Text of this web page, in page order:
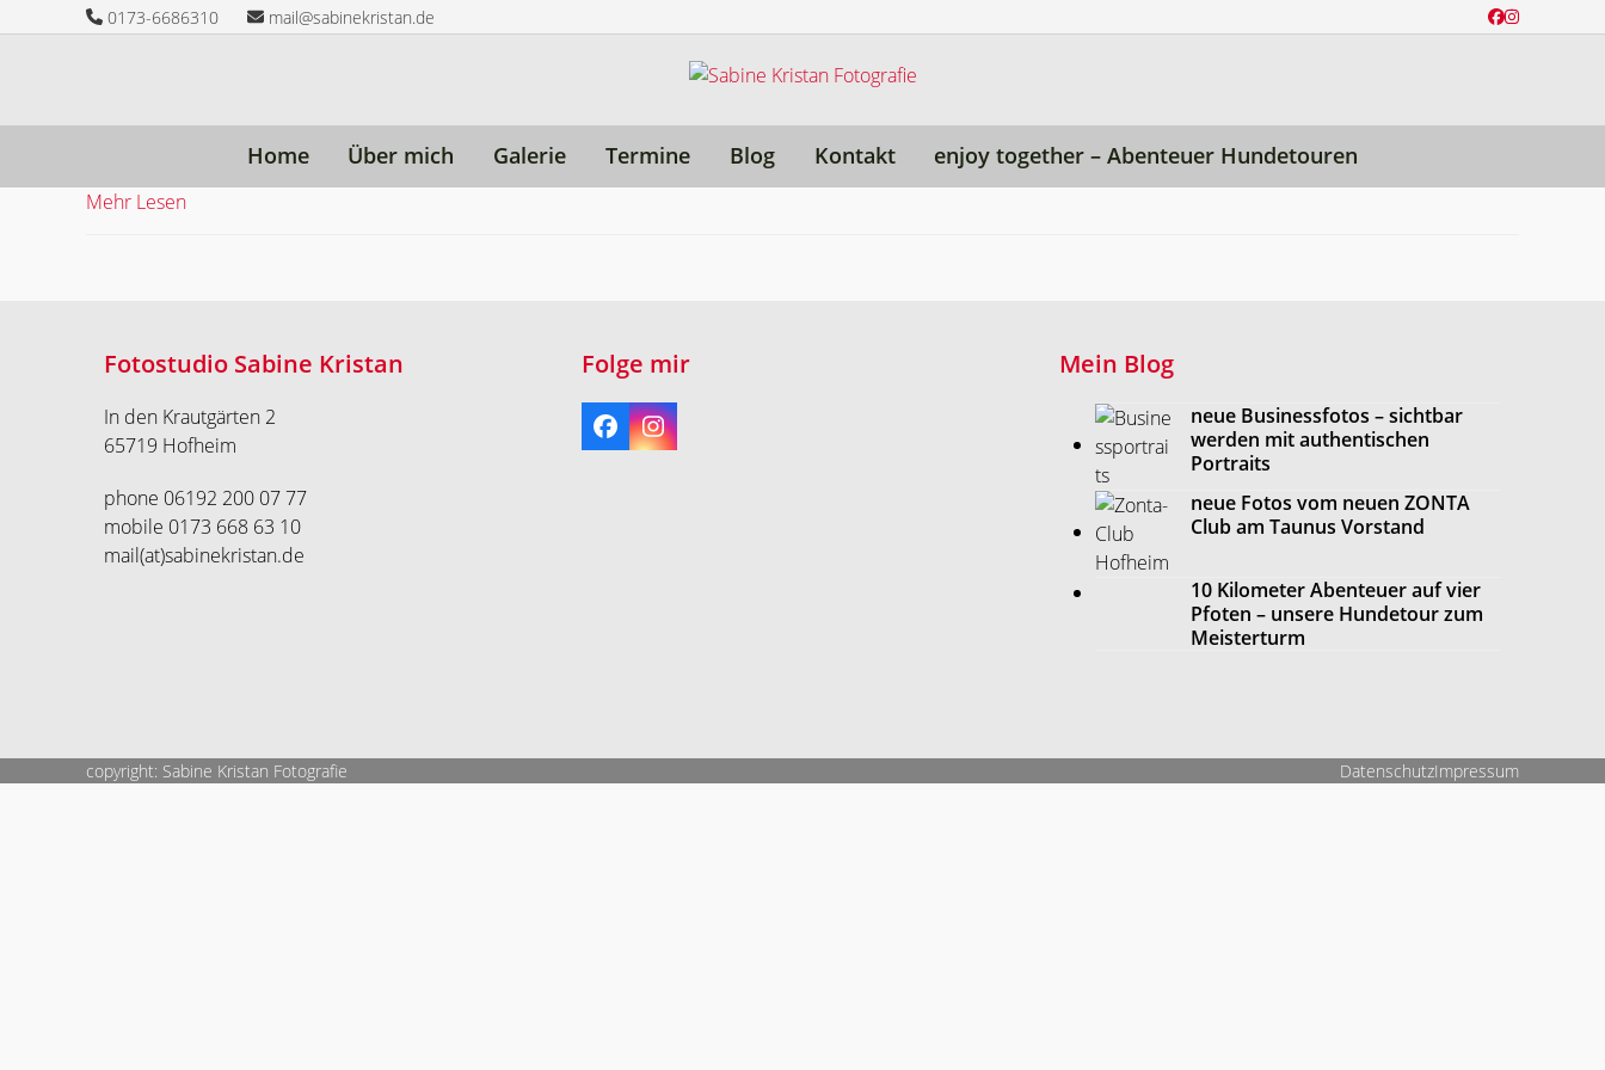
to
0173-6686310 mail@sabinekristan.de Facebook
Instagram
Home Über mich Galerie Termine Blog Kontakt enjoy together – Abenteuer Hundetouren
Mehr Lesen
Fotostudio Sabine Kristan
In den Krautgärten 2
65719 Hofheim
phone 06192 200 07 77
mobile 0173 668 63 10
mail(at)sabinekristan.de
Folge mir
FacebookInstagram
Mein Blog
neue Businessfotos – sichtbar
werden mit authentischen
Portraits
neue Fotos vom neuen ZONTA
Club am Taunus Vorstand
10 Kilometer Abenteuer auf vier
Pfoten – unsere Hundetour zum
Meisterturm
copyright: Sabine Kristan Fotografie DatenschutzImpressum